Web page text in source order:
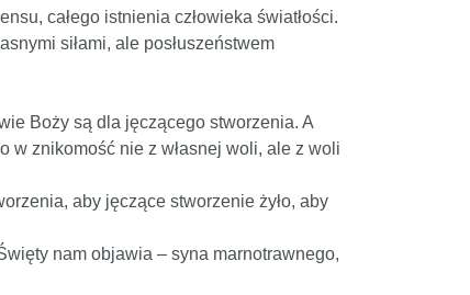
całego istnienia człowieka światłości.
siłami, ale posłuszeństwem
Boży są dla jęczącego stworzenia. A
w znikomość nie z własnej woli, ale z woli
aby jęczące stworzenie żyło, aby
nam objawia – syna marnotrawnego,